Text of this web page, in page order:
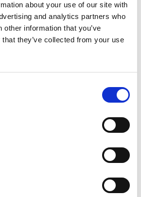
about your use of our site with
and analytics partners who
other information that you’ve
they’ve collected from your use
concentratie ver te zoeken. Je
maar niks heeft
verbeteren? Ontdek in
technieken je kunnen